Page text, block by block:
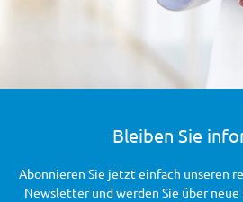
Bleiben Sie
Abonnieren Sie jetzt einfach unseren
Newsletter und werden Sie über